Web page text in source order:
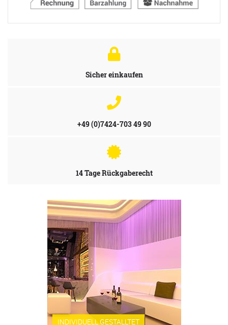
Sicher einkaufen
+49 (0)7424-703 49 90
14 Tage Rückgaberecht
INDIVIDUELL GESTALLTET